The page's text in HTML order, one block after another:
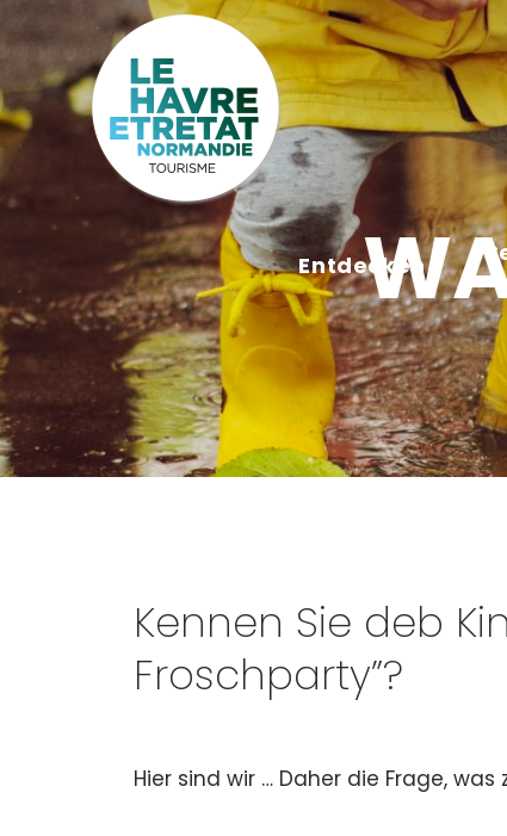
Entdecken
Kennen Sie deb
Froschparty”?
Hier sind wir … Daher die Frage,
Cookies management panel